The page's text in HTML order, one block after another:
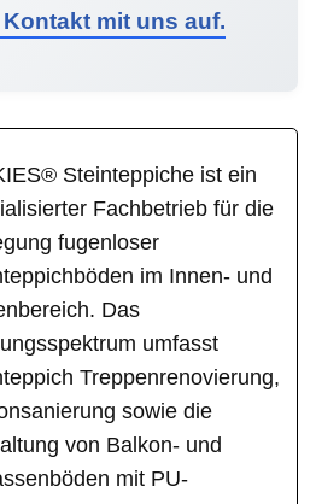
mit uns auf.
Steinteppiche ist ein
Fachbetrieb für die
fugenloser
im Innen- und
Das
umfasst
Treppenrenovierung,
sowie die
von Balkon- und
mit PU-